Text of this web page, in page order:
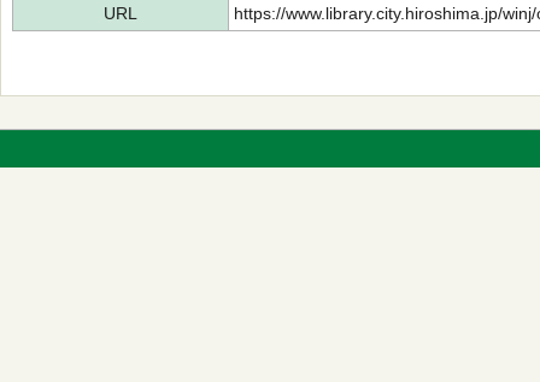
URL
https://www.library.city.hiroshima.jp/